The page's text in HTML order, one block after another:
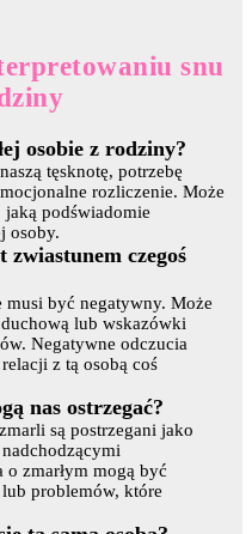
snu
osobie z rodziny?
tęsknotę, potrzebę
rozliczenie. Może
podświadomie
osoby.
zwiastunem czegoś
musi być negatywny. Może
lub wskazówki
Negatywne odczucia
z tą osobą coś
nas ostrzegać?
są postrzegani jako
zmarłym mogą być
problemów, które